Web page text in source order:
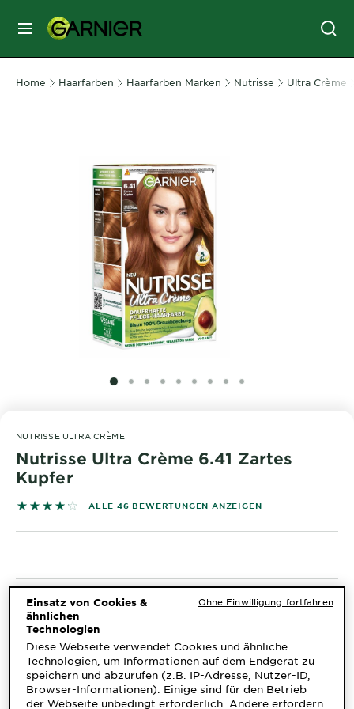
MENU
GESICHTSPFLEGE
HAARFARBE
SONNENSCHUTZ
KÖRPERPFLEGE
SERVICES
DIAGNOSTIK
Unsere
Inhaltsstoffe
Neu!
Gisele
Nachhaltigkeit
Cruelty Free
International
Eco
Beauty
Score
Home Haarfarben Haarfarben Marken Nutrisse Ultra Crème
SLIDE 1
SLIDE 2
SLIDE 3
SLIDE 4
SLIDE 5
SLIDE 6
SLIDE 7
SLIDE 8
SLIDE 9
NUTRISSE ULTRA CRÈME
Nutrisse Ultra Crème 6.41 Zartes
Kupfer
4.1957 out of 5 stars based on reviews
ALLE 46 BEWERTUNGEN ANZEIGEN
Ähnliche Varianten Ansehen
Einsatz von Cookies &
ähnlichen
Technologien
Diese Webseite verwendet Cookies und ähnliche
Technologien, um Informationen auf dem Endgerät zu
speichern und abzurufen (z.B. IP-Adresse, Nutzer-ID,
Browser-Informationen). Einige sind für den Betrieb
der Webseite unbedingt erforderlich. Andere erfordern
Ohne Einwilligung fortfahren